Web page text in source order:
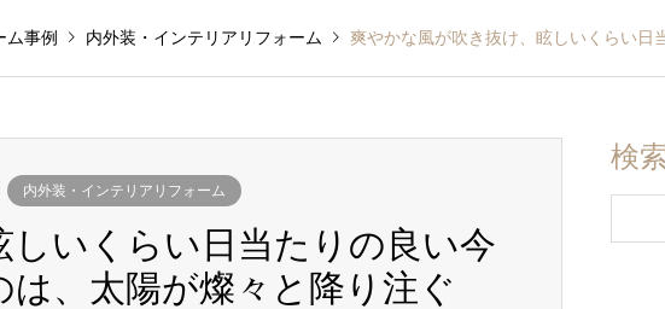
ム事例 内外装・インテリアリフォーム 爽やかな風が吹き抜け、眩しいくらい日当たりの良い今回のお部屋。思い
内外装・インテリアリフォーム
いくらい日当たりの良い今
、太陽が燦々と降り注ぐ
検